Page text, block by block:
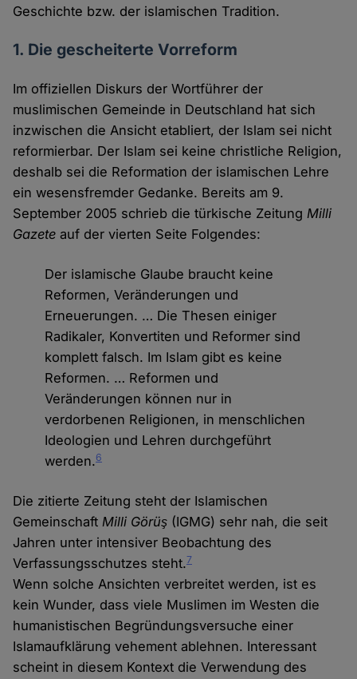
Geschichte bzw. der islamischen Tradition.
1. Die gescheiterte Vorreform
Im offiziellen Diskurs der Wortführer der
muslimischen Gemeinde in Deutschland hat sich
inzwischen die Ansicht etabliert, der Islam sei nicht
reformierbar. Der Islam sei keine christliche Religion,
deshalb sei die Reformation der islamischen Lehre
ein wesensfremder Gedanke. Bereits am 9.
September 2005 schrieb die türkische ZeitungMilli
Gazete auf der vierten Seite Folgendes:
Der islamische Glaube braucht keine
Reformen, Veränderungen und
Erneuerungen. … Die Thesen einiger
Radikaler, Konvertiten und Reformer sind
komplett falsch. Im Islam gibt es keine
Reformen. … Reformen und
Veränderungen können nur in
verdorbenen Religionen, in menschlichen
Ideologien und Lehren durchgeführt
werden.6
Die zitierte Zeitung steht der Islamischen
GemeinschaftMilli Görüş (IGMG) sehr nah, die seit
Jahren unter intensiver Beobachtung des
Verfassungsschutzes steht.7
Wenn solche Ansichten verbreitet werden, ist es
kein Wunder, dass viele Muslimen im Westen die
humanistischen Begründungsversuche einer
Islamaufklärung vehement ablehnen. Interessant
scheint in diesem Kontext die Verwendung des